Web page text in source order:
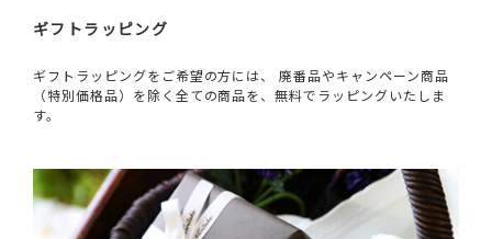
ギフトラッピング
ギフトラッピングをご希望の方には、 廃番品やキャンペーン商品
（特別価格品）を除く全ての商品を、無料でラッピングいたしま
す。